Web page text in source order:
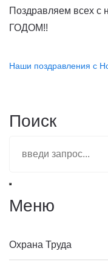
Поздравляем всех
ГОДОМ!!
Наши поздравления с
Поиск
Меню
Охрана Труда